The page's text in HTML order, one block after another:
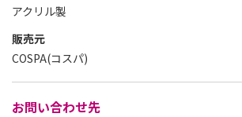
アクリル製
販売元
COSPA(コスパ)
お問い合わせ先